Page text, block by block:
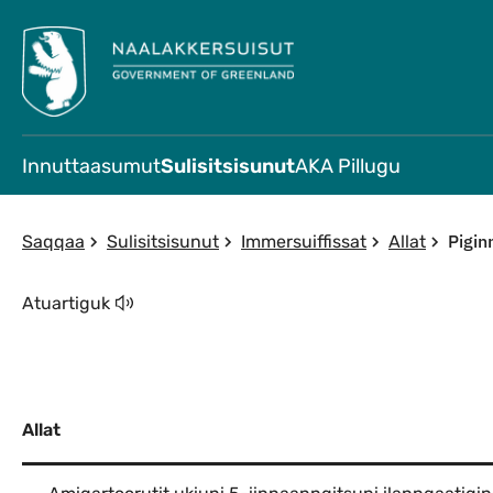
InnuttaasumutSulisitsisunutAKA Pillugu
Saqqaa Sulisitsisunut Immersuiffissat Allat
Atuartiguk
Allat